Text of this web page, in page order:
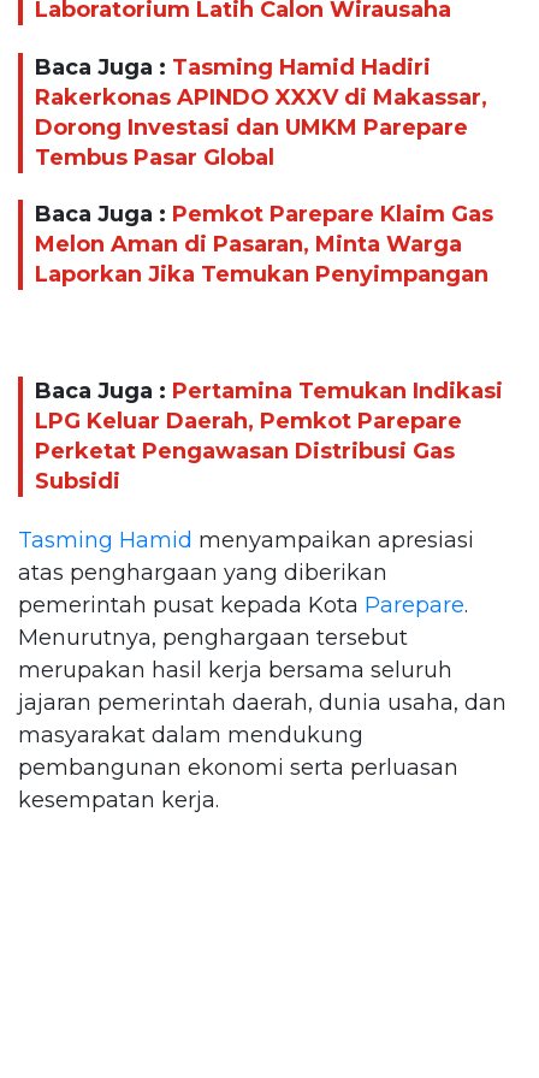
Laboratorium Latih Calon Wirausaha
Baca Juga : Tasming Hamid Hadiri
Rakerkonas APINDO XXXV di Makassar,
Dorong Investasi dan UMKM Parepare
Tembus Pasar Global
Baca Juga : Pemkot Parepare Klaim Gas
Melon Aman di Pasaran, Minta Warga
Laporkan Jika Temukan Penyimpangan
Baca Juga : Pertamina Temukan Indikasi
LPG Keluar Daerah, Pemkot Parepare
Perketat Pengawasan Distribusi Gas
Subsidi
Tasming Hamid menyampaikan apresiasi
atas penghargaan yang diberikan
pemerintah pusat kepada Kota Parepare.
Menurutnya, penghargaan tersebut
merupakan hasil kerja bersama seluruh
jajaran pemerintah daerah, dunia usaha, dan
masyarakat dalam mendukung
pembangunan ekonomi serta perluasan
kesempatan kerja.